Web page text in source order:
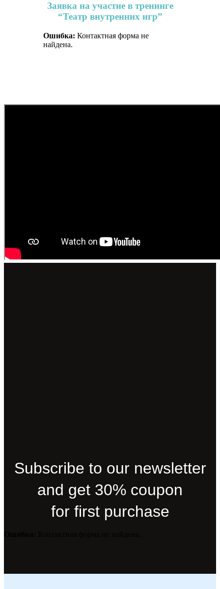
Заявка на участие в тренинге
“Театр внутренних игр”
Ошибка: Контактная форма не
найдена.
Subscribe to our newsletter
and get 30% coupon
for first purchase